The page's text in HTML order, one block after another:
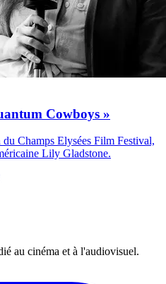
Cowboys »
Champs Elysées Film Festival,
Lily Gladstone.
au cinéma et à l'audiovisuel.